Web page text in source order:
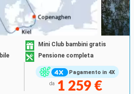
Pagamento in 4X
Mini Club bambini gratis
Pensione completa
da 1 259 €